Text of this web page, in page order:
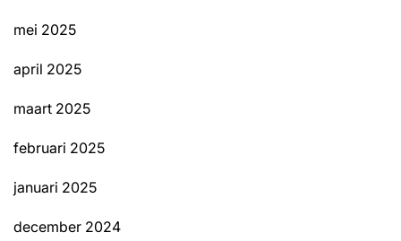
mei 2025
april 2025
maart 2025
februari 2025
januari 2025
december 2024